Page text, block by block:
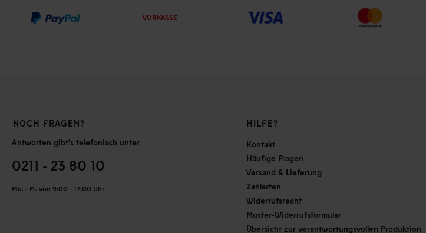
VORKASSE
NOCH FRAGEN?
Antworten gibt's telefonisch unter
0211 - 23 80 10
Mo. - Fr. von 9:00 - 17:00 Uhr
HILFE?
Kontakt
Häufige Fragen
Versand & Lieferung
Zahlarten
Widerrufsrecht
Muster-Widerrufsformular
Übersicht zur verantwortungsvollen Produktion